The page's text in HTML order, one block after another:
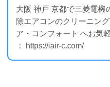
大阪 神戸 京都で三菱電機
除エアコンのクリーニン
ア・コンフォート へお気
： https://iair-c.com/